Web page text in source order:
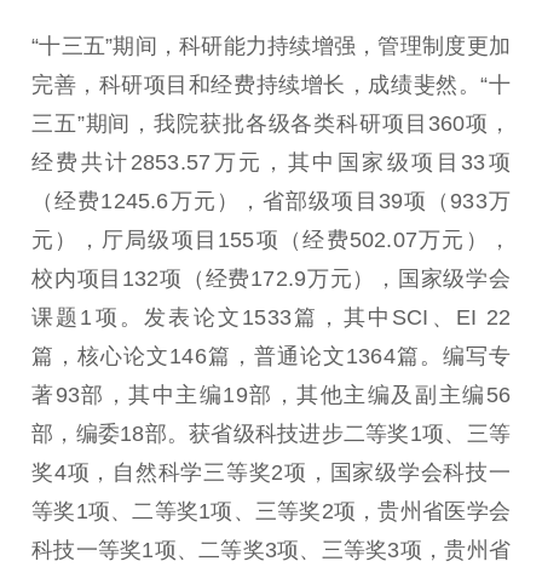
“十三五”期间，科研能力持续增强，管理制度更加
完善，科研项目和经费持续增长，成绩斐然。“十
三五”期间，我院获批各级各类科研项目360项，
经费共计2853.57万元，其中国家级项目33项
（经费1245.6万元），省部级项目39项（933万
元），厅局级项目155项（经费502.07万元），
校内项目132项（经费172.9万元），国家级学会
课题1项。发表论文1533篇，其中SCI、EI 22
篇，核心论文146篇，普通论文1364篇。编写专
著93部，其中主编19部，其他主编及副主编56
部，编委18部。获省级科技进步二等奖1项、三等
奖4项，自然科学三等奖2项，国家级学会科技一
等奖1项、二等奖1项、三等奖2项，贵州省医学会
科技一等奖1项、二等奖3项、三等奖3项，贵州省